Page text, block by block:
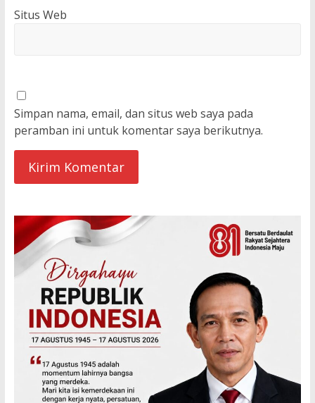
Situs Web
Simpan nama, email, dan situs web saya pada
peramban ini untuk komentar saya berikutnya.